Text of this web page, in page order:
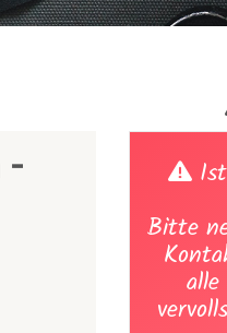
-
Ist
Bitte